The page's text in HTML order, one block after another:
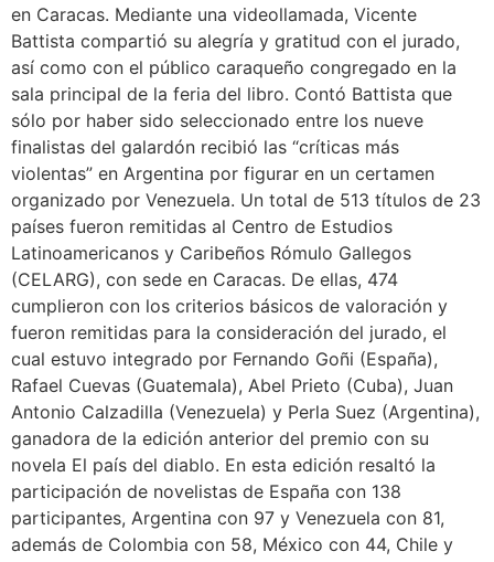
en Caracas. Mediante una videollamada, Vicente
Battista compartió su alegría y gratitud con el jurado,
así como con el público caraqueño congregado en la
sala principal de la feria del libro. Contó Battista que
sólo por haber sido seleccionado entre los nueve
finalistas del galardón recibió las “críticas más
violentas” en Argentina por figurar en un certamen
organizado por Venezuela. Un total de 513 títulos de 23
países fueron remitidas al Centro de Estudios
Latinoamericanos y Caribeños Rómulo Gallegos
(CELARG), con sede en Caracas. De ellas, 474
cumplieron con los criterios básicos de valoración y
fueron remitidas para la consideración del jurado, el
cual estuvo integrado por Fernando Goñi (España),
Rafael Cuevas (Guatemala), Abel Prieto (Cuba), Juan
Antonio Calzadilla (Venezuela) y Perla Suez (Argentina),
ganadora de la edición anterior del premio con su
novela El país del diablo. En esta edición resaltó la
participación de novelistas de España con 138
participantes, Argentina con 97 y Venezuela con 81,
además de Colombia con 58, México con 44, Chile y